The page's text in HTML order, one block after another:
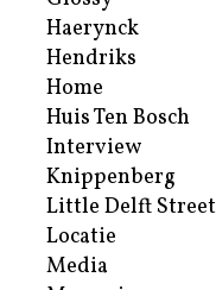
Haerynck
Hendriks
Home
Huis Ten Bosch
Interview
Knippenberg
Little Delft Street
Locatie
Media